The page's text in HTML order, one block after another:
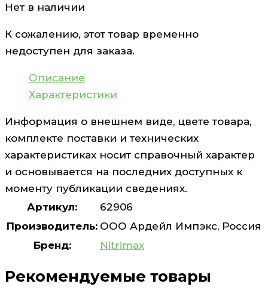
Нет в наличии
К сожалению, этот товар временно
недоступен для заказа.
Описание
Характеристики
Информация о внешнем виде, цвете товара,
комплекте поставки и технических
характеристиках носит справочный характер
и основывается на последних доступных к
моменту публикации сведениях.
Артикул:
62906
Производитель: ООО Ардейл Импэкс, Россия
Бренд:
Nitrimax
Рекомендуемые товары